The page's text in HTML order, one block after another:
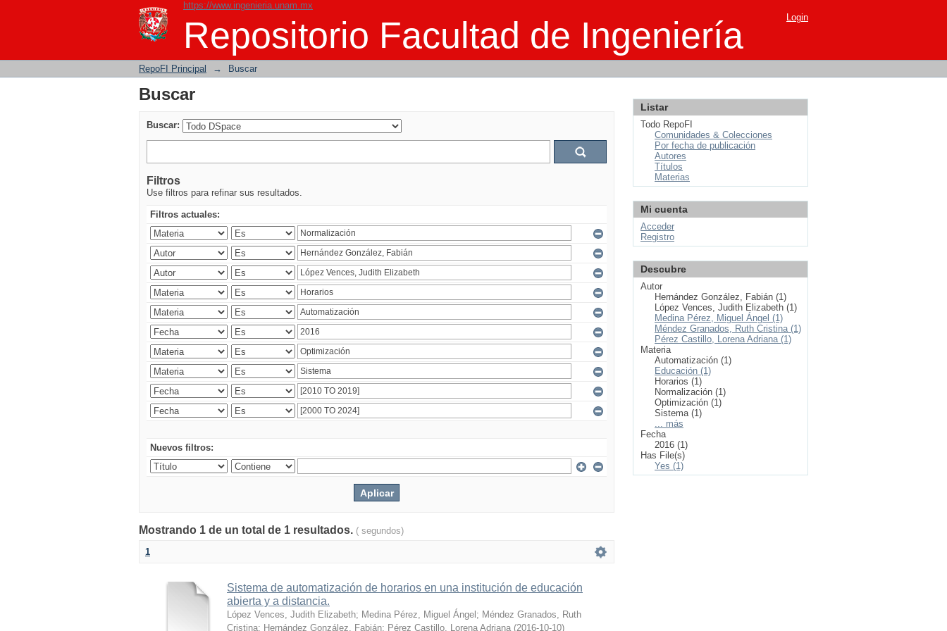
https://www.ingenieria.unam.mx
Repositorio Facultad de Ingeniería
Buscar Login
RepoFI Principal → Buscar
Buscar
Buscar:
Filtros
Use filtros para refinar sus resultados.
Filtros actuales:
Nuevos filtros:
Mostrando 1 de un total de 1 resultados. ( segundos)
1
Sistema de automatización de horarios en una institución de educación
abierta y a distancia.
López Vences, Judith Elizabeth; Medina Pérez, Miguel Ángel ; Méndez Granados, Ruth
Cristina; Hernández González, Fabián; Pérez Castillo, Lorena Adriana (2016-10-10)
Listar
Todo RepoFI
Comunidades & Colecciones
Por fecha de publicación
Autores
Títulos
Materias
Mi cuenta
Acceder
Registro
Descubre
Autor
Hernández González, Fabián (1)
López Vences, Judith Elizabeth (1)
Medina Pérez, Miguel Ángel (1)
Méndez Granados, Ruth Cristina (1)
Pérez Castillo, Lorena Adriana (1)
Materia
Automatización (1)
Educación (1)
Horarios (1)
Normalización (1)
Optimización (1)
Sistema (1)
... más
Fecha
2016 (1)
Has File(s)
Yes (1)